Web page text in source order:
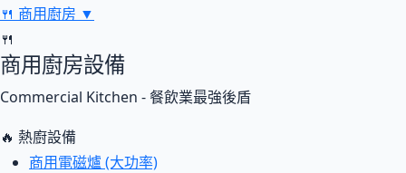
🍴 商用廚房 ▼
🍴
商用廚房設備
Commercial Kitchen - 餐飲業最強後盾
🔥 熱廚設備
商用電磁爐 (大功率)